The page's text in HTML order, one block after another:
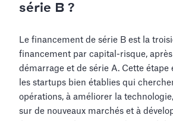
série B ?
Le financement de série B est la
financement par capital-risque,
démarrage et de série A. Cette étape
les startups bien établies qui
opérations, à améliorer la
sur de nouveaux marchés et à